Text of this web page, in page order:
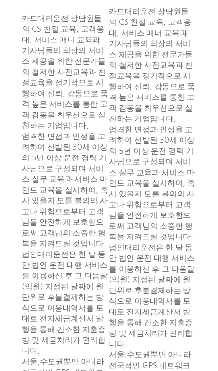
카드대리운전 상담원들
의 CS 친절 교육, 고객응
대, 서비스 매너 교육과
기사님들의 최상의 서비
스 제공을 위한 전문가들
의 철저한 사전교육과 친
절교육을 정기적으로 시
행하여 신뢰, 감동으로 품
격 높은 서비스를 통한 고
객 감동을 최우선으로 실
천하는 기업입니다.
엄격한 면접과 인성을 고
려하여 선발된 30세 이상
의 5년 이상 운전 경력 기
사님으로 구성되며 서비
스 실무 교육과 서비스 마
인드 교육을 실시하여, 혹
시 있을지 모를 불의의 사
고나 위험으로부터 고객
님을 안전하게 보호함으
로써 고객님의 소중한 행
복을 지켜드릴 것입니다.
법인대리운전은 한 달 동
안 법인 운전 대행 서비스
를 이용하신 후 그 다음달
(익월) 지정된 날짜에 월
단위로 후불결제하는 방
식으로 이용내역서를 토
대로 전자세금계산서 발
행을 통해 간소한 지출증
빙 및 세금처리가 편리합
니다.
서울,수도권뿐만 아니라
카드대리운전 상담원들
의 CS 친절 교육, 고객응
대, 서비스 매너 교육과
기사님들의 최상의 서비
스 제공을 위한 전문가들
의 철저한 사전교육과 친
절교육을 정기적으로 시
행하여 신뢰, 감동으로 품
격 높은 서비스를 통한 고
객 감동을 최우선으로 실
천하는 기업입니다.
엄격한 면접과 인성을 고
려하여 선발된 30세 이상
의 5년 이상 운전 경력 기
사님으로 구성되며 서비
스 실무 교육과 서비스 마
인드 교육을 실시하여, 혹
시 있을지 모를 불의의 사
고나 위험으로부터 고객
님을 안전하게 보호함으
로써 고객님의 소중한 행
복을 지켜드릴 것입니다.
법인대리운전은 한 달 동
안 법인 운전 대행 서비스
를 이용하신 후 그 다음달
(익월) 지정된 날짜에 월
단위로 후불결제하는 방
식으로 이용내역서를 토
대로 전자세금계산서 발
행을 통해 간소한 지출증
빙 및 세금처리가 편리합
니다.
서울,수도권뿐만 아니라
전국적인 GPS 네트워크